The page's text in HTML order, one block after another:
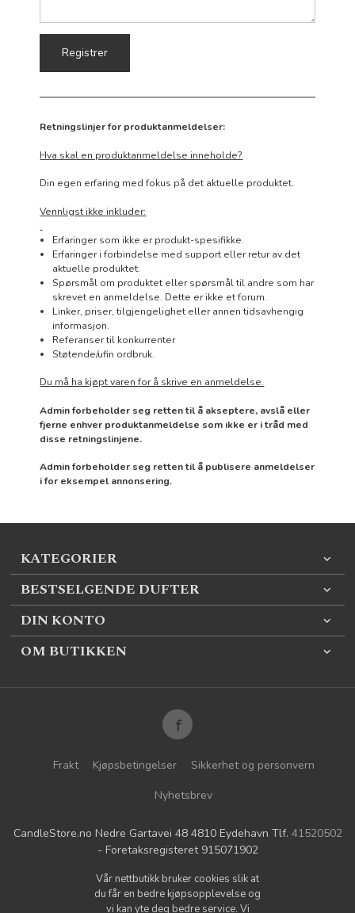
Retningslinjer for produktanmeldelser:
Hva skal en produktanmeldelse inneholde?
Din egen erfaring med fokus på det aktuelle produktet.
Vennligst ikke inkluder:
Erfaringer som ikke er produkt-spesifikke.
Erfaringer i forbindelse med support eller retur av det
aktuelle produktet.
Spørsmål om produktet eller spørsmål til andre som har
skrevet en anmeldelse. Dette er ikke et forum.
Linker, priser, tilgjengelighet eller annen tidsavhengig
informasjon.
Referanser til konkurrenter
Støtende/ufin ordbruk.
Du må ha kjøpt varen for å skrive en anmeldelse.
Admin forbeholder seg retten til å akseptere, avslå eller
fjerne enhver produktanmeldelse som ikke er i tråd med
disse retningslinjene.
Admin forbeholder seg retten til å publisere anmeldelser
i for eksempel annonsering.
KATEGORIER
BESTSELGENDE DUFTER
DIN KONTO
OM BUTIKKEN
Frakt Kjøpsbetingelser
Sikkerhet og personvern
Nyhetsbrev
CandleStore.no Nedre Gartavei 48 4810 Eydehavn Tlf. 41520502
- Foretaksregisteret 915071902
Vår nettbutikk bruker cookies slik at
du får en bedre kjøpsopplevelse og
vi kan yte deg bedre service. Vi